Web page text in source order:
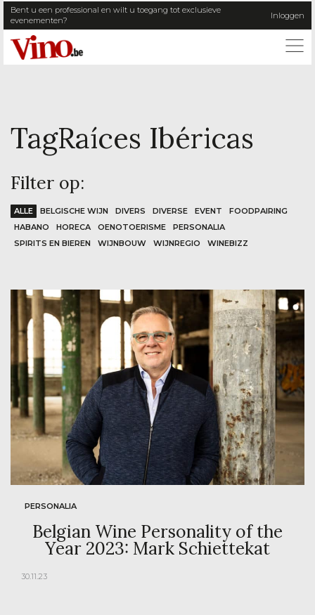
Bent u een professional en wilt u toegang tot exclusieve
evenementen?
Inloggen
TagRaíces Ibéricas
Filter op:
ALLE BELGISCHE WIJN DIVERS DIVERSE EVENT
FOODPAIRING
HABANO
HORECA OENOTOERISME
PERSONALIA
SPIRITS EN BIEREN
WIJNBOUW WIJNREGIO WINEBIZZ
PERSONALIA
Belgian Wine Personality of the
Year 2023: Mark Schiettekat
30.11.23